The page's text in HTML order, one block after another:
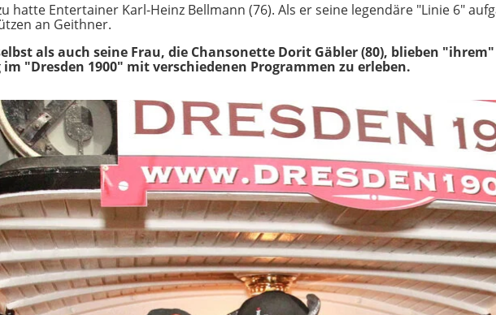
hatte Entertainer Karl-Heinz Bellmann (76). Als er seine legendäre "Linie 6"
an Geithner.
als auch seine Frau, die Chansonette Dorit Gäbler (80), blieben
"Dresden 1900" mit verschiedenen Programmen zu erleben.